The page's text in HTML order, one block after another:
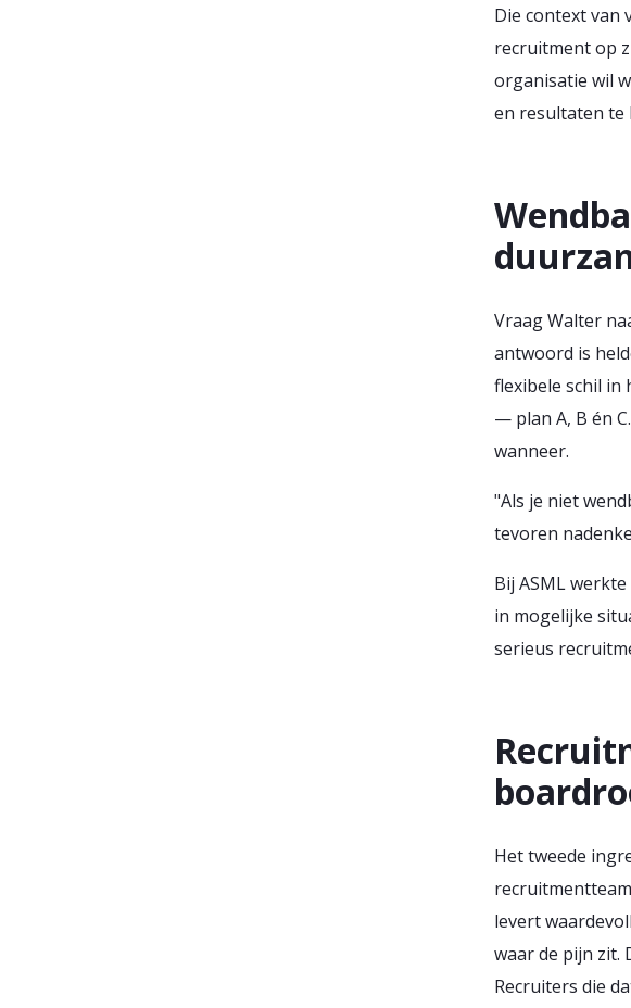
Die context van
recruitment op
organisatie wil
en resultaten te
Vraag Walter
antwoord is
flexibele schil in
— plan A, B én
wanneer.
"Als je niet
tevoren
Bij ASML
in mogelijke
serieus
Het tweede
levert
waar de pijn zit.
Recruiters die